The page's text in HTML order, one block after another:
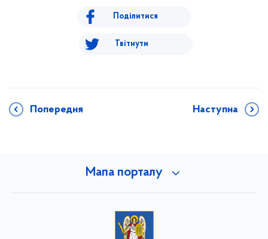
Поділитися
Твітнути
Попередня Наступна
Мапа порталу